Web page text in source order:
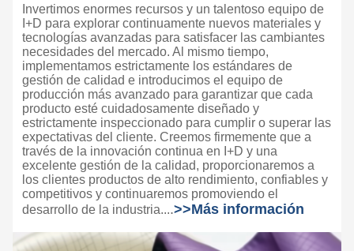
Invertimos enormes recursos y un talentoso equipo de
I+D para explorar continuamente nuevos materiales y
tecnologías avanzadas para satisfacer las cambiantes
necesidades del mercado. Al mismo tiempo,
implementamos estrictamente los estándares de
gestión de calidad e introducimos el equipo de
producción más avanzado para garantizar que cada
producto esté cuidadosamente diseñado y
estrictamente inspeccionado para cumplir o superar las
expectativas del cliente. Creemos firmemente que a
través de la innovación continua en I+D y una
excelente gestión de la calidad, proporcionaremos a
los clientes productos de alto rendimiento, confiables y
competitivos y continuaremos promoviendo el
desarrollo de la industria....>>Más información